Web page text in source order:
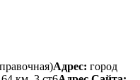
Адрес: город